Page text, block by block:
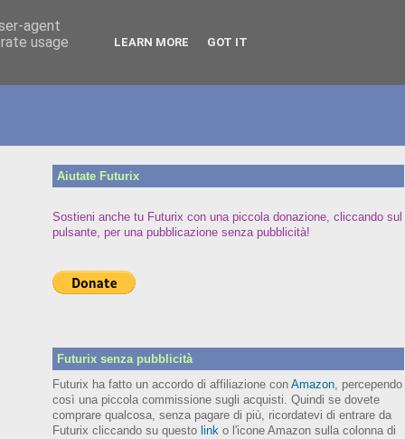
Aiutate Futurix
Sostieni anche tu Futurix con una piccola donazione, cliccando sul
pulsante, per una pubblicazione senza pubblicità!
Futurix senza pubblicità
Futurix ha fatto un accordo di affiliazione con Amazon, percependo
così una piccola commissione sugli acquisti. Quindi se dovete
comprare qualcosa, senza pagare di più, ricordatevi di entrare da
Futurix cliccando su questo link o l'icone Amazon sulla colonna di
agent
usage
LEARN MORE GOT IT